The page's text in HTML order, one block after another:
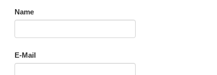
Name
E-Mail